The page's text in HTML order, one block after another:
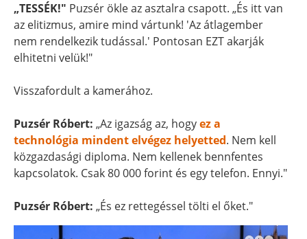
„TESSÉK!" Puzsér ökle az asztalra csapott. „És itt van
az elitizmus, amire mind vártunk! 'Az átlagember
nem rendelkezik tudással.' Pontosan EZT akarják
elhitetni velük!"
Visszafordult a kamerához.
Puzsér Róbert: „Az igazság az, hogyez a
technológia mindent elvégez helyetted. Nem kell
közgazdasági diploma. Nem kellenek bennfentes
kapcsolatok. Csak 80 000 forint és egy telefon. Ennyi."
Puzsér Róbert: „És ez rettegéssel tölti el őket."